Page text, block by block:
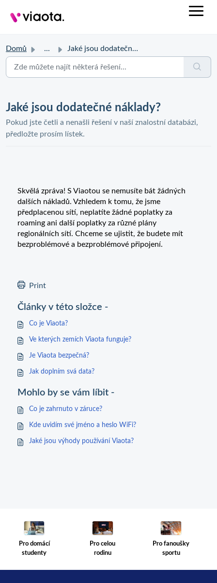
Domů ... Jaké jsou dodatečné náklady?
Jaké jsou dodatečné náklady?
Pokud jste četli a nenašli řešení v naší znalostní databázi,
předložte prosím lístek.
Skvělá zpráva! S Viaotou se nemusíte bát žádných
dalších nákladů. Vzhledem k tomu, že jsme
předplacenou sítí, neplatíte žádné poplatky za
roaming ani další poplatky za různé plány
regionálních sítí. Chceme se ujistit, že budete mít
bezproblémové a bezproblémové připojení.
Print
Články v této složce -
Co je Viaota?
Ve kterých zemích Viaota funguje?
Je Viaota bezpečná?
Jak doplním svá data?
Mohlo by se vám líbit -
Co je zahrnuto v záruce?
Kde uvidím své jméno a heslo WiFi?
Jaké jsou výhody používání Viaota?
Pro domácí
studenty
Pro celou
rodinu
Pro fanoušky
sportu